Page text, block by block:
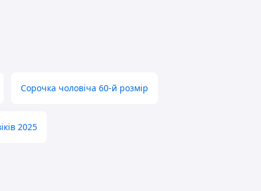
Сорочка чоловіча 60-й розмір
2025